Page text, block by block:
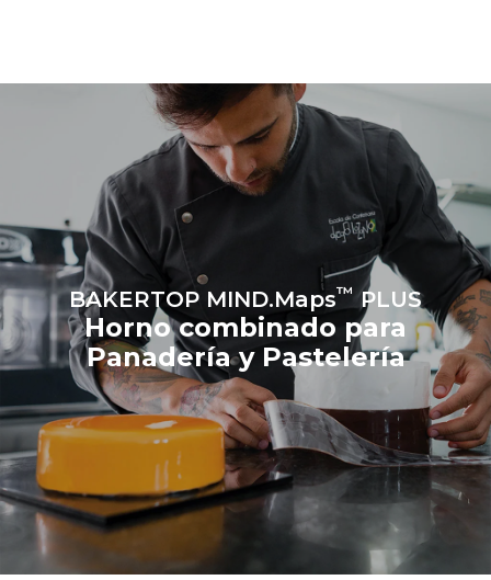
fuentes
renovables.
Gas Protocol
Estimación calculada
suponiendo una utilización
diaria del horno (300 días/año):
8 cargas medianas de
croissants
Estimación calculada
suponiendo los siguientes
semanas/año):
1 lavado corto
BAKERTOP MIND.Maps™ PLUS
Horno combinado para
Panadería y Pastelería